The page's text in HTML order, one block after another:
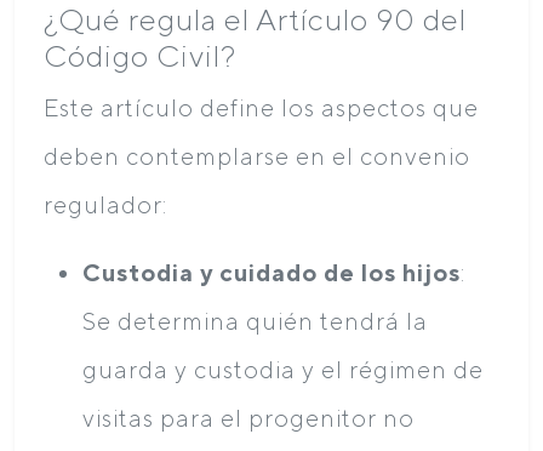
¿Qué regula el Artículo 90 del
Código Civil?
Este artículo define los aspectos que
deben contemplarse en el convenio
regulador:
Custodia y cuidado de los hijos:
Se determina quién tendrá la
guarda y custodia y el régimen de
visitas para el progenitor no